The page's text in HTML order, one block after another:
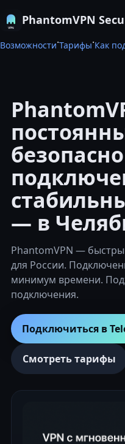
PhantomVPN
Возможности·Тарифы·Как
— в
PhantomVPN —
для России.
минимум времени.
подключения.
Подключиться в
Смотреть тарифы